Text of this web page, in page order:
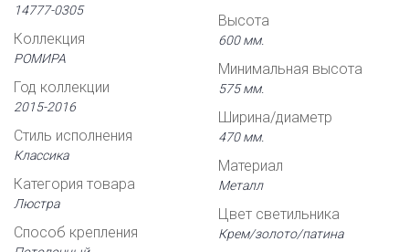
14777-0305
Коллекция
РОМИРА
Год коллекции
2015-2016
Стиль исполнения
Классика
Категория товара
Люстра
Способ крепления
Высота
600 мм.
Минимальная высота
575 мм.
Ширина/диаметр
470 мм.
Материал
Металл
Цвет светильника
Крем/золото/патина